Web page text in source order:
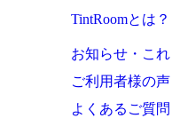
TintRoomとは？
お知らせ・こ
ご利用者様の声
よくあるご質問